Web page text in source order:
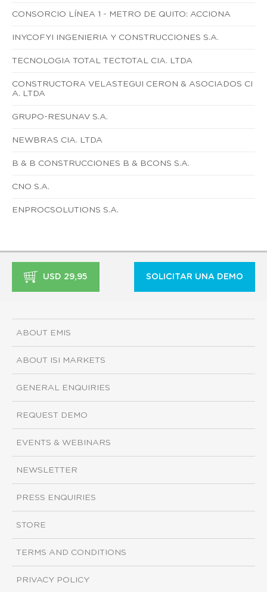
CONSORCIO LÍNEA 1 - METRO DE QUITO: ACCIONA
INYCOFYI INGENIERIA Y CONSTRUCCIONES S.A.
TECNOLOGIA TOTAL TECTOTAL CIA. LTDA
CONSTRUCTORA VELASTEGUI CERON & ASOCIADOS CI
A. LTDA
GRUPO-RESUNAV S.A.
NEWBRAS CIA. LTDA
B & B CONSTRUCCIONES B & BCONS S.A.
CNO S.A.
ENPROCSOLUTIONS S.A.
USD 29,95 SOLICITAR UNA DEMO
ABOUT EMIS
ABOUT ISI MARKETS
GENERAL ENQUIRIES
REQUEST DEMO
EVENTS & WEBINARS
NEWSLETTER
PRESS ENQUIRIES
STORE
TERMS AND CONDITIONS
PRIVACY POLICY